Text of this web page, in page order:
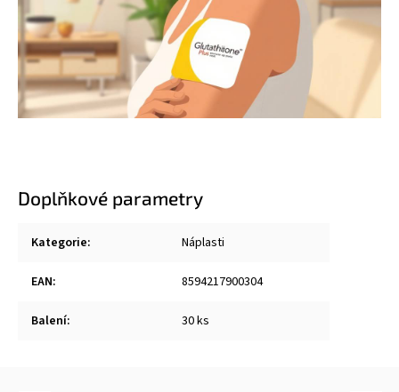
Doplňkové parametry
Kategorie: Náplasti
EAN: 8594217900304
Balení: 30 ks